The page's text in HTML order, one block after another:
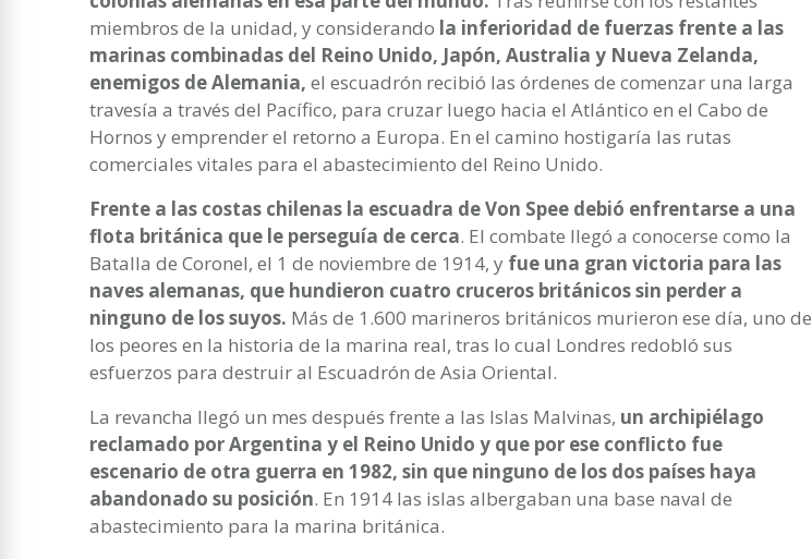
miembros de la unidad, y considerando la inferioridad de fuerzas frente a las
marinas combinadas del Reino Unido, Japón, Australia y Nueva Zelanda,
enemigos de Alemania, el escuadrón recibió las órdenes de comenzar una larga
travesía a través del Pacífico, para cruzar luego hacia el Atlántico en el Cabo de
Hornos y emprender el retorno a Europa. En el camino hostigaría las rutas
comerciales vitales para el abastecimiento del Reino Unido.
Frente a las costas chilenas la escuadra de Von Spee debió enfrentarse a una
flota británica que le perseguía de cerca. El combate llegó a conocerse como la
Batalla de Coronel, el 1 de noviembre de 1914, y fue una gran victoria para las
naves alemanas, que hundieron cuatro cruceros británicos sin perder a
ninguno de los suyos. Más de 1.600 marineros británicos murieron ese día, uno de
los peores en la historia de la marina real, tras lo cual Londres redobló sus
esfuerzos para destruir al Escuadrón de Asia Oriental.
La revancha llegó un mes después frente a las Islas Malvinas, un archipiélago
reclamado por Argentina y el Reino Unido y que por ese conflicto fue
escenario de otra guerra en 1982, sin que ninguno de los dos países haya
abandonado su posición. En 1914 las islas albergaban una base naval de
abastecimiento para la marina británica.